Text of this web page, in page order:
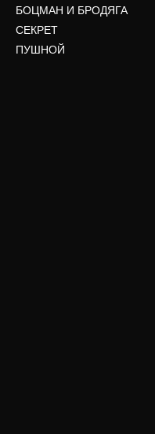
БОЦМАН И БРОДЯГА
СЕКРЕТ
ПУШНОЙ